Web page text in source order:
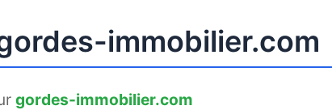
immobilier.com
gordes-immobilier.com